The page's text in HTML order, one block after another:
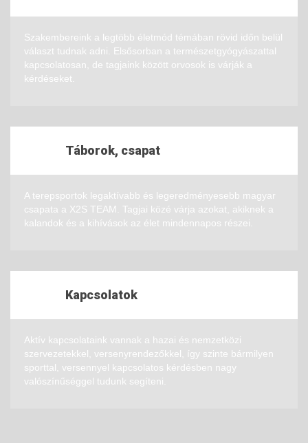
Szakembereink a legtöbb életmód témában rövid időn belül
választ tudnak adni. Elsősorban a természetgyógyászattal
kapcsolatosan, de tagjaink között orvosok is várják a
kérdéseket.
Táborok, csapat
A terepsportok legaktívabb és legeredményesebb magyar
csapata a X2S TEAM. Tagjai közé várja azokat, akiknek a
kalandok és a kihívások az élet mindennapos részei.
Kapcsolatok
Aktív kapcsolataink vannak a hazai és nemzetközi
szervezetekkel, versenyrendezőkkel, így szinte bármilyen
sporttal, versennyel kapcsolatos kérdésben nagy
valószínűséggel tudunk segíteni.